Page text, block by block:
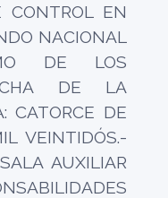
CONTROL EN
NACIONAL
DE LOS
DE LA
CATORCE DE
VEINTIDÓS.-
AUXILIAR